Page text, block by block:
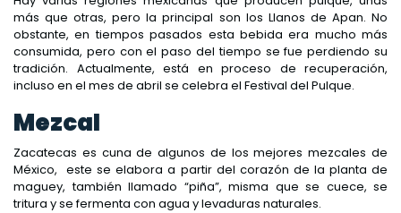
más que otras, pero la principal son los Llanos de Apan. No
obstante, en tiempos pasados esta bebida era mucho más
consumida, pero con el paso del tiempo se fue perdiendo su
tradición. Actualmente, está en proceso de recuperación,
incluso en el mes de abril se celebra el Festival del Pulque.
Mezcal
Zacatecas es cuna de algunos de los mejores mezcales de
México, este se elabora a partir del corazón de la planta de
maguey, también llamado “piña”, misma que se cuece, se
tritura y se fermenta con agua y levaduras naturales.